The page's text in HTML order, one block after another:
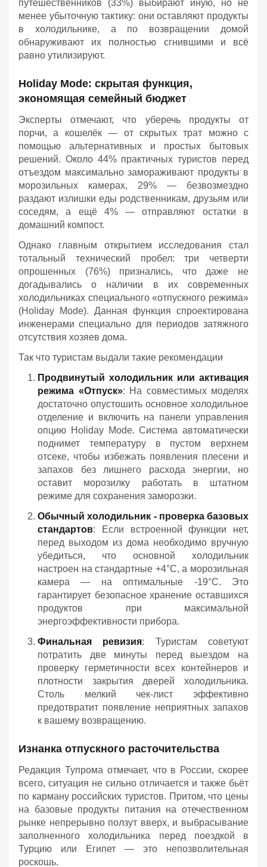
путешественников (33%) выбирают иную, но не
менее убыточную тактику: они оставляют продукты
в холодильнике, а по возвращении домой
обнаруживают их полностью сгнившими и всё
равно утилизируют.
Holiday Mode: скрытая функция,
экономящая семейный бюджет
Эксперты отмечают, что уберечь продукты от
порчи, а кошелёк — от скрытых трат можно с
помощью альтернативных и простых бытовых
решений. Около 44% практичных туристов перед
отъездом максимально замораживают продукты в
морозильных камерах, 29% — безвозмездно
раздают излишки еды родственникам, друзьям или
соседям, а ещё 4% — отправляют остатки в
домашний компост.
Однако главным открытием исследования стал
тотальный технический пробел: три четверти
опрошенных (76%) признались, что даже не
догадывались о наличии в их современных
холодильниках специального «отпускного режима»
(Holiday Mode). Данная функция спроектирована
инженерами специально для периодов затяжного
отсутствия хозяев дома.
Так что туристам выдали такие рекомендации
Продвинутый холодильник или активация
режима «Отпуск»: На совместимых моделях
достаточно опустошить основное холодильное
отделение и включить на панели управления
опцию Holiday Mode. Система автоматически
поднимет температуру в пустом верхнем
отсеке, чтобы избежать появления плесени и
запахов без лишнего расхода энергии, но
оставит морозилку работать в штатном
режиме для сохранения заморозки.
Обычный холодильник - проверка базовых
стандартов: Если встроенной функции нет,
перед выходом из дома необходимо вручную
убедиться, что основной холодильник
настроен на стандартные +4°C, а морозильная
камера — на оптимальные -19°C. Это
гарантирует безопасное хранение оставшихся
продуктов при максимальной
энергоэффективности прибора.
Финальная ревизия: Туристам советуют
потратить две минуты перед выездом на
проверку герметичности всех контейнеров и
плотности закрытия дверей холодильника.
Столь мелкий чек-лист эффективно
предотвратит появление неприятных запахов
к вашему возвращению.
Изнанка отпускного расточительства
Редакция Тупрома отмечает, что в России, скорее
всего, ситуация не сильно отличается и также бьёт
по карману российских туристов. Притом, что цены
на базовые продукты питания на отечественном
рынке непрерывно ползут вверх, и выбрасывание
заполненного холодильника перед поездкой в
Турцию или Египет — это непозволительная
роскошь.